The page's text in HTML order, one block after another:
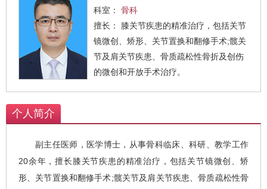
科室： 骨科
擅长： 膝关节疾患的精准治疗，包括关节
镜微创、矫形、关节置换和翻修手术;髋关
节及肩关节疾患、骨质疏松性骨折及创伤
的微创和开放手术治疗。
个人简介
副主任医师，医学博士，从事骨科临床、科研、教学工作
20余年，擅长膝关节疾患的精准治疗，包括关节镜微创、矫
形、关节置换和翻修手术;髋关节及肩关节疾患、骨质疏松性骨